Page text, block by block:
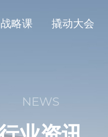
略课 撬动大会
NEWS